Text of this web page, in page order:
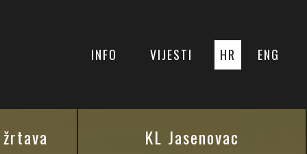
INFO VIJESTI HR ENG
KL Jasenovac